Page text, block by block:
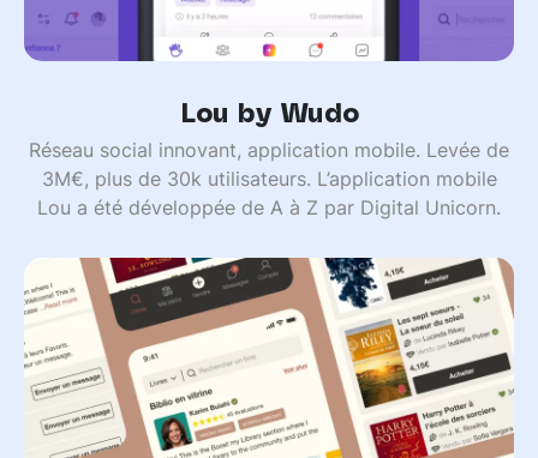
Lou by Wudo
Réseau social innovant, application mobile. Levée de
3M€, plus de 30k utilisateurs. L’application mobile
Lou a été développée de A à Z par Digital Unicorn.